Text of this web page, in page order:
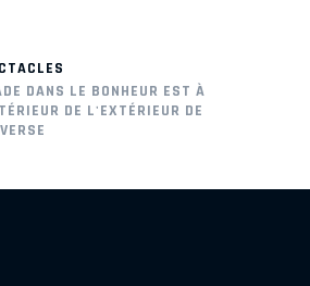
DANS LE BONHEUR EST À
DE L'EXTÉRIEUR DE